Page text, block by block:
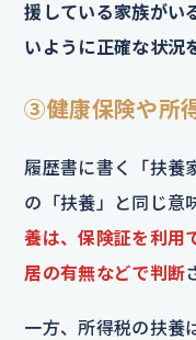
援している家族がい
いように正確な状況
③健康保険や所
履歴書に書く「扶養
の「扶養」と同じ意
養は、保険証を利用
居の有無などで判断
一方、所得税の扶養